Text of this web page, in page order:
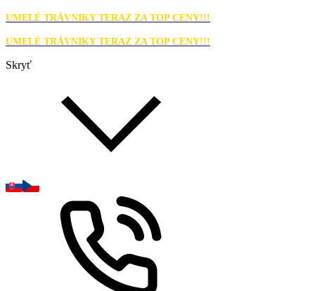
UMELÉ TRÁVNIKY TERAZ ZA TOP CENY!!!
UMELÉ TRÁVNIKY TERAZ ZA TOP CENY!!!
Skryť